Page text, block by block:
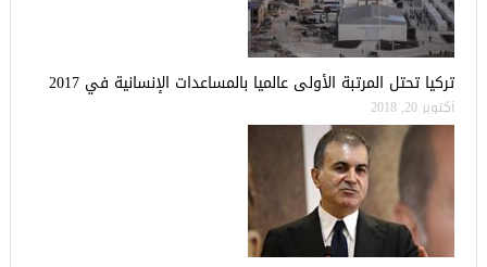
تركيا تحتل المرتبة الأولى عالميا بالمساعدات الإنسانية في 2017
أكتوبر 20, 2018